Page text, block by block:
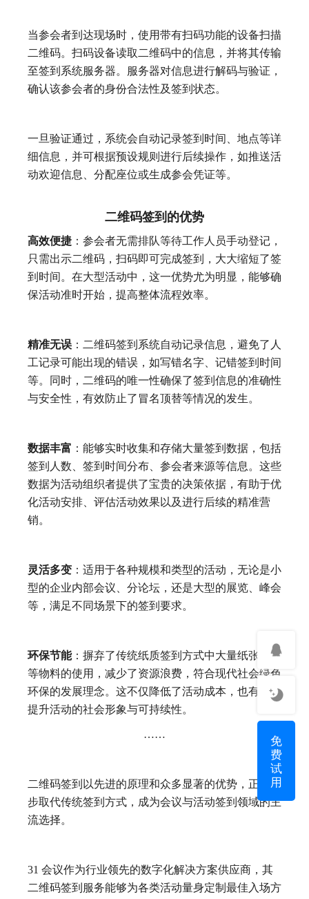
当参会者到达现场时，使用带有扫码功能的设备扫描
二维码。扫码设备读取二维码中的信息，并将其传输
至签到系统服务器。服务器对信息进行解码与验证，
确认该参会者的身份合法性及签到状态。
一旦验证通过，系统会自动记录签到时间、地点等详
细信息，并可根据预设规则进行后续操作，如推送活
动欢迎信息、分配座位或生成参会凭证等。
二维码签到的优势
高效便捷 ：参会者无需排队等待工作人员手动登记，
只需出示二维码，扫码即可完成签到，大大缩短了签
到时间。在大型活动中，这一优势尤为明显，能够确
保活动准时开始，提高整体流程效率。
精准无误 ：二维码签到系统自动记录信息，避免了人
工记录可能出现的错误，如写错名字、记错签到时间
等。同时，二维码的唯一性确保了签到信息的准确性
与安全性，有效防止了冒名顶替等情况的发生。
数据丰富 ：能够实时收集和存储大量签到数据，包括
签到人数、签到时间分布、参会者来源等信息。这些
数据为活动组织者提供了宝贵的决策依据，有助于优
化活动安排、评估活动效果以及进行后续的精准营
销。
灵活多变 ：适用于各种规模和类型的活动，无论是小
型的企业内部会议、分论坛，还是大型的展览、峰会
等，满足不同场景下的签到要求。
环保节能：摒弃了传统纸质签到方式中大量纸张、笔
等物料的使用，减少了资源浪费，符合现代社会绿色
环保的发展理念。这不仅降低了活动成本，也有助于
提升活动的社会形象与可持续性。
……
二维码签到以先进的原理和众多显著的优势，正在逐
步取代传统签到方式，成为会议与活动签到领域的主
流选择。
31 会议作为行业领先的数字化解决方案供应商，其
二维码签到服务能够为各类活动量身定制最佳入场方
免
费
试
用